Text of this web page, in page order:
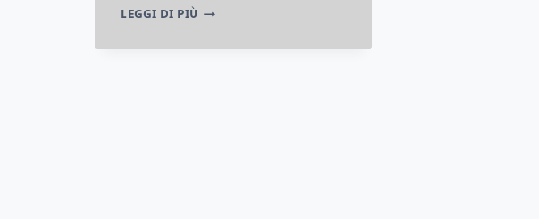
LEGGI DI PIÙ CERCHIONE